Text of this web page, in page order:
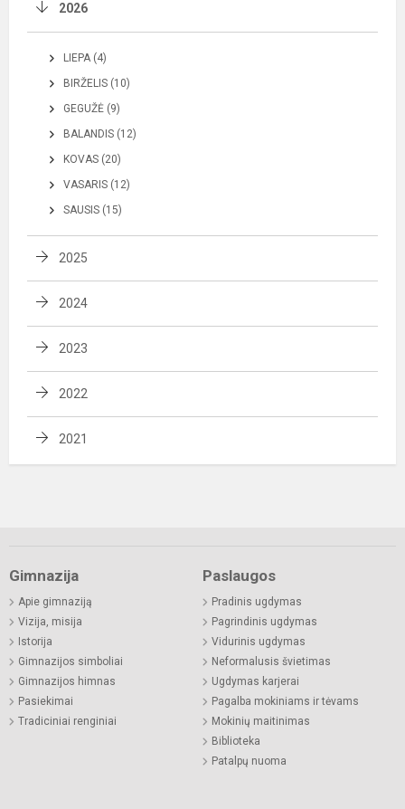
2026
LIEPA (4)
BIRŽELIS (10)
GEGUŽĖ (9)
BALANDIS (12)
KOVAS (20)
VASARIS (12)
SAUSIS (15)
2025
2024
2023
2022
2021
Gimnazija
Apie gimnaziją
Vizija, misija
Istorija
Gimnazijos simboliai
Gimnazijos himnas
Pasiekimai
Tradiciniai renginiai
Paslaugos
Pradinis ugdymas
Pagrindinis ugdymas
Vidurinis ugdymas
Neformalusis švietimas
Ugdymas karjerai
Pagalba mokiniams ir tėvams
Mokinių maitinimas
Biblioteka
Patalpų nuoma